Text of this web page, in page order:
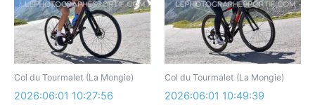
Col du Tourmalet (La Mongie)
2026:06:01 10:27:56
Col du Tourmalet (La Mongie)
2026:06:01 10:49:39